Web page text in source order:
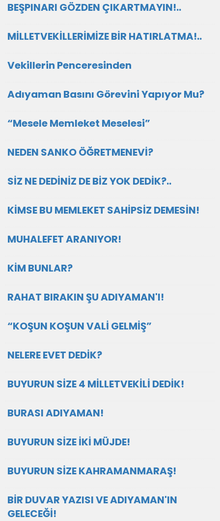
BEŞPINARI GÖZDEN ÇIKARTMAYIN!..
MİLLETVEKİLLERİMİZE BİR HATIRLATMA!..
Vekillerin Penceresinden
Adıyaman Basını Görevini Yapıyor Mu?
“Mesele Memleket Meselesi”
NEDEN SANKO ÖĞRETMENEVİ?
SİZ NE DEDİNİZ DE BİZ YOK DEDİK?..
KİMSE BU MEMLEKET SAHİPSİZ DEMESİN!
MUHALEFET ARANIYOR!
KİM BUNLAR?
RAHAT BIRAKIN ŞU ADIYAMAN'I!
“KOŞUN KOŞUN VALİ GELMİŞ”
NELERE EVET DEDİK?
BUYURUN SİZE 4 MİLLETVEKİLİ DEDİK!
BURASI ADIYAMAN!
BUYURUN SİZE İKİ MÜJDE!
BUYURUN SİZE KAHRAMANMARAŞ!
BİR DUVAR YAZISI VE ADIYAMAN'IN
GELECEĞİ!